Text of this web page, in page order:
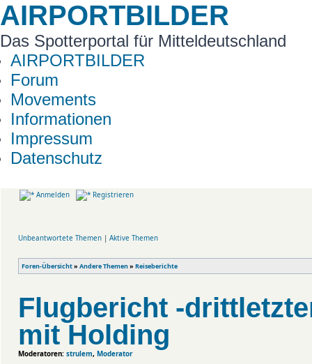
AIRPORTBILDER
Das Spotterportal für Mitteldeutschland
AIRPORTBILDER
Forum
Movements
Informationen
Impressum
Datenschutz
Anmelden Registrieren
Unbeantwortete Themen | Aktive Themen
Foren-Übersicht» Andere Themen» Reiseberichte
Flugbericht -
mit Holding
Moderatoren: strulem, Moderator